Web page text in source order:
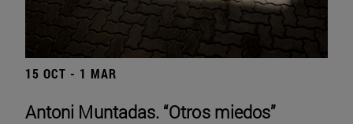
15 OCT - 1 MAR
Antoni Muntadas. “Otros miedos”